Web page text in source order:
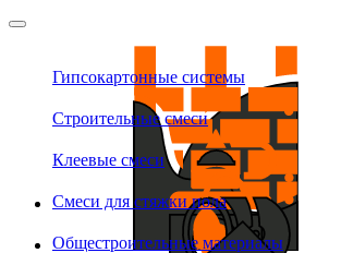
Гипсокартонные системы
Строительные смеси
Клеевые смеси
Смеси для стяжки пола
Общестроительные материалы